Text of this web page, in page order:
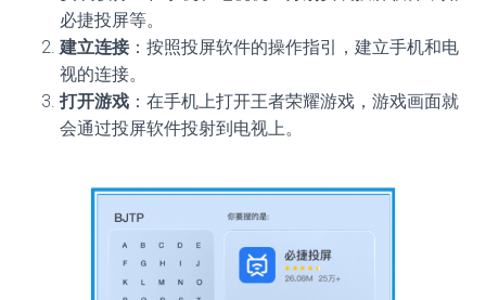
必捷投屏等。
建立连接：按照投屏软件的操作指引，建立手机和电
视的连接。
打开游戏 ：在手机上打开王者荣耀游戏，游戏画面就
会通过投屏软件投射到电视上。